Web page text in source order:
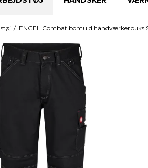
/ ENGEL Combat bomuld håndværkerbuks